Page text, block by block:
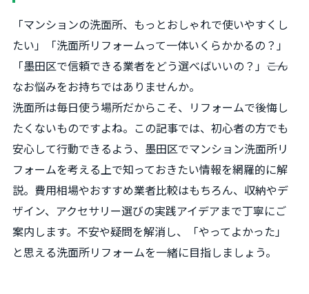
「マンションの洗面所、もっとおしゃれで使いやすくし
たい」「洗面所リフォームって一体いくらかかるの？」
「墨田区で信頼できる業者をどう選べばいいの？」――こん
なお悩みをお持ちではありませんか。
洗面所は毎日使う場所だからこそ、リフォームで後悔し
たくないものですよね。この記事では、初心者の方でも
安心して行動できるよう、墨田区でマンション洗面所リ
フォームを考える上で知っておきたい情報を網羅的に解
説。費用相場やおすすめ業者比較はもちろん、収納やデ
ザイン、アクセサリー選びの実践アイデアまで丁寧にご
案内します。不安や疑問を解消し、「やってよかった」
と思える洗面所リフォームを一緒に目指しましょう。